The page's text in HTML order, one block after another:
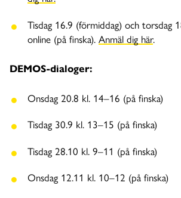
Tisdag 16.9 (förmiddag) och torsdag
online (på finska). Anmäl dig här.
DEMOS-dialoger:
Onsdag 20.8 kl. 14–16 (på finska)
Tisdag 30.9 kl. 13–15 (på finska)
Tisdag 28.10 kl. 9–11 (på finska)
Onsdag 12.11 kl. 10–12 (på finska)